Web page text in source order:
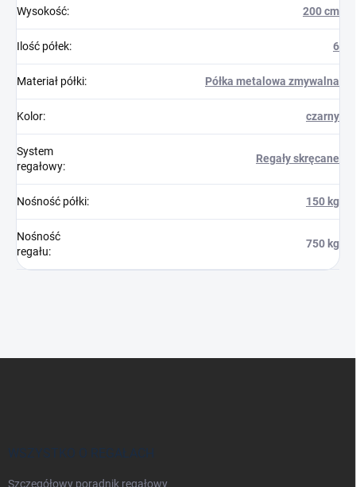
Wysokość: 200 cm
Ilość półek: 6
Materiał półki: Półka metalowa zmywalna
Kolor: czarny
System
regałowy:
Regały skręcane
Nośność półki: 150 kg
Nośność
regału:
750 kg
WSZYSTKO O REGAŁACH
Szczegółowy poradnik regałowy